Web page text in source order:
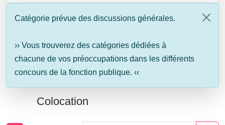
Catégorie prévue des discussions générales.
›› Vous trouverez des catégories dédiées à
chacune de vos préoccupations dans les différents
concours de la fonction publique. ‹‹
Colocation